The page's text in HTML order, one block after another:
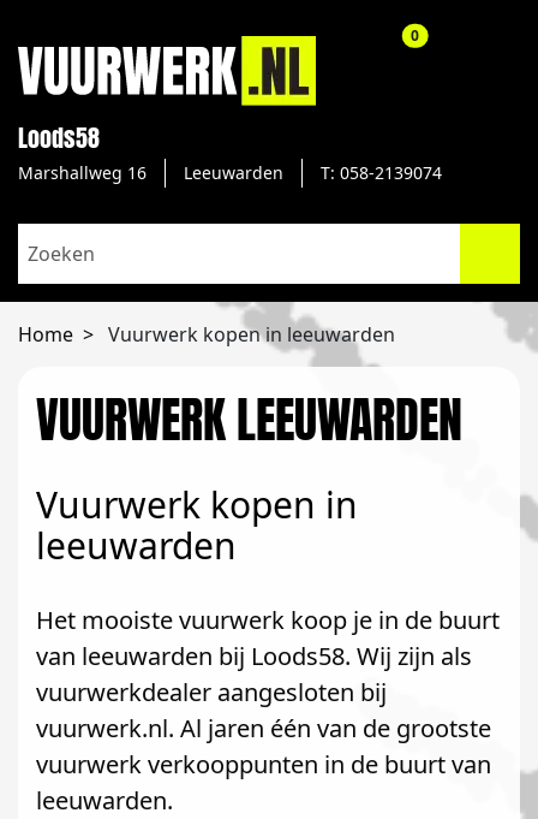
Loods58
Marshallweg 16 Leeuwarden T: 058-2139074
0aantal
Home Vuurwerk kopen in leeuwarden
VUURWERK LEEUWARDEN
Vuurwerk kopen in
leeuwarden
Het mooiste vuurwerk koop je in de buurt
van leeuwarden bij Loods58. Wij zijn als
vuurwerkdealer aangesloten bij
vuurwerk.nl. Al jaren één van de grootste
vuurwerk verkooppunten in de buurt van
leeuwarden.